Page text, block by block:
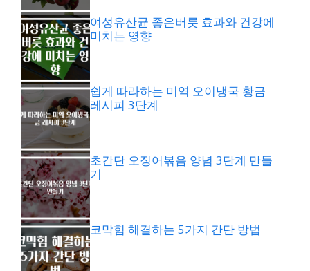
여성유산균 좋은버릇 효과와 건강에
미치는 영향
쉽게 따라하는 미역 오이냉국 황금
레시피 3단계
초간단 오징어볶음 양념 3단계 만들
기
코막힘 해결하는 5가지 간단 방법